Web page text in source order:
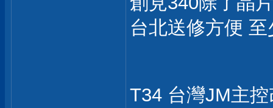
台北送修方便
T34 台灣JM主